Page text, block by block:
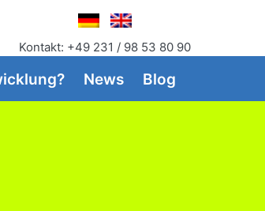
Kontakt: +49 231 / 98 53 80 90
News Blog